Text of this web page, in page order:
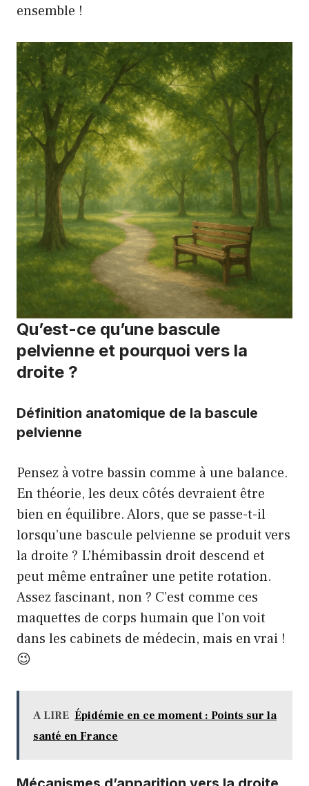
ensemble !
Qu’est-ce qu’une bascule
pelvienne et pourquoi vers la
droite ?
Définition anatomique de la bascule
pelvienne
Pensez à votre bassin comme à une balance.
En théorie, les deux côtés devraient être
bien en équilibre. Alors, que se passe-t-il
lorsqu’une bascule pelvienne se produit vers
la droite ? L’hémibassin droit descend et
peut même entraîner une petite rotation.
Assez fascinant, non ? C’est comme ces
maquettes de corps humain que l’on voit
dans les cabinets de médecin, mais en vrai !
😉
A LIRE Épidémie en ce moment : Points sur la
santé en France